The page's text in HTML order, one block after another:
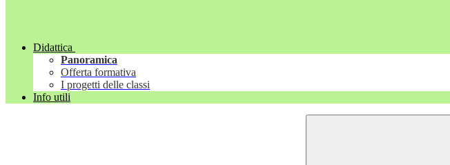
Didattica
Panoramica
Offerta formativa
I progetti delle classi
Info utili